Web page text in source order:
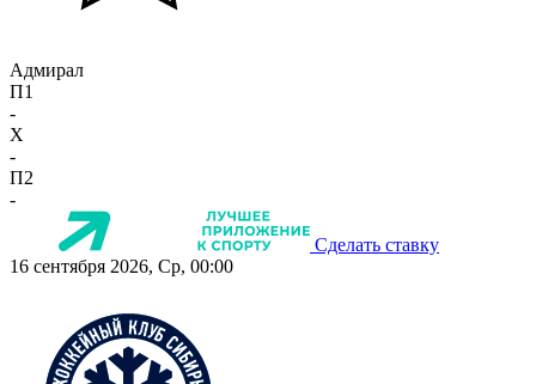
Адмирал
П1
-
X
-
П2
-
Сделать ставку
16 сентября 2026, Ср, 00:00